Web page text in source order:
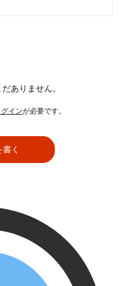
ありません。
グインが必要です。
く